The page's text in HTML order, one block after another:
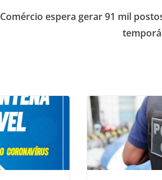
Comércio espera gerar 91 mil